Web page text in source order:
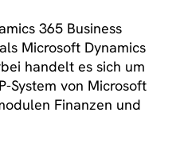
365 Business
Microsoft Dynamics
handelt es sich um
System von Microsoft
Finanzen und